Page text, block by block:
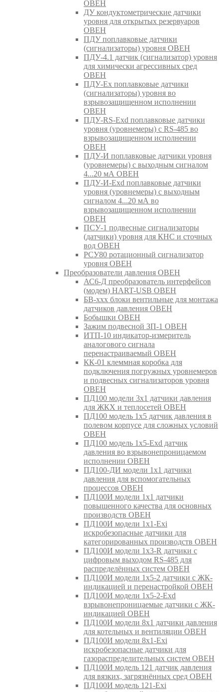
ОВЕН
ДУ кондуктометрические датчики
уровня для открытых резервуаров
ОВЕН
ПДУ поплавковые датчики
(сигнализаторы) уровня ОВЕН
ПДУ-4.1 датчик (сигнализатор) уровня
для химически агрессивных сред
ОВЕН
ПДУ-Ex поплавковые датчики
(сигнализаторы) уровня во
взрывозащищенном исполнении
ОВЕН
ПДУ-RS-Exd поплавковые датчики
уровня (уровнемеры) с RS-485 во
взрывозащищенном исполнении
ОВЕН
ПДУ-И поплавковые датчики уровня
(уровнемеры) с выходным сигналом
4...20 мА ОВЕН
ПДУ-И-Exd поплавковые датчики
уровня (уровнемеры) с выходным
сигналом 4...20 мА во
взрывозащищенном исполнении
ОВЕН
ПСУ-1 подвесные сигнализаторы
(датчики) уровня для КНС и сточных
вод ОВЕН
РСУ80 ротационный сигнализатор
уровня ОВЕН
Преобразователи давления ОВЕН
АС6-Д преобразователь интерфейсов
(модем) HART-USB ОВЕН
БВ-ххх блоки вентильные для монтажа
датчиков давления ОВЕН
Бобышки ОВЕН
Зажим подвесной ЗП-1 ОВЕН
ИТП-10 индикатор-измеритель
аналогового сигнала
перенастраиваемый ОВЕН
КК-01 клеммная коробка для
подключения погружных уровнемеров
и подвесных сигнализаторов уровня
ОВЕН
ПД100 модели 3х1 датчики давления
для ЖКХ и теплосетей ОВЕН
ПД100 модель 1х5 датчик давления в
полевом корпусе для сложных условий
ОВЕН
ПД100 модель 1х5-Exd датчик
давления во взрывонепроницаемом
исполнении ОВЕН
ПД100-ДИ модели 1х1 датчики
давления для вспомогательных
процессов ОВЕН
ПД100И модели 1х1 датчики
повышенного качества для основных
производств ОВЕН
ПД100И модели 1х1-Exi
искробезопасные датчики для
категорированных производств ОВЕН
ПД100И модели 1х3-R датчики с
цифровым выходом RS-485 для
распределённых систем ОВЕН
ПД100И модели 1х5-2 датчики с ЖК-
индикацией и перенастройкой ОВЕН
ПД100И модели 1х5-2-Exd
взрывонепроницаемые датчики с ЖК-
индикацией ОВЕН
ПД100И модели 8х1 датчики давления
для котельных и вентиляции ОВЕН
ПД100И модели 8х1-Exi
искробезопасные датчики для
газораспределительных систем ОВЕН
ПД100И модель 121 датчик давления
для вязких, загрязнённых сред ОВЕН
ПД100И модель 121-Exi